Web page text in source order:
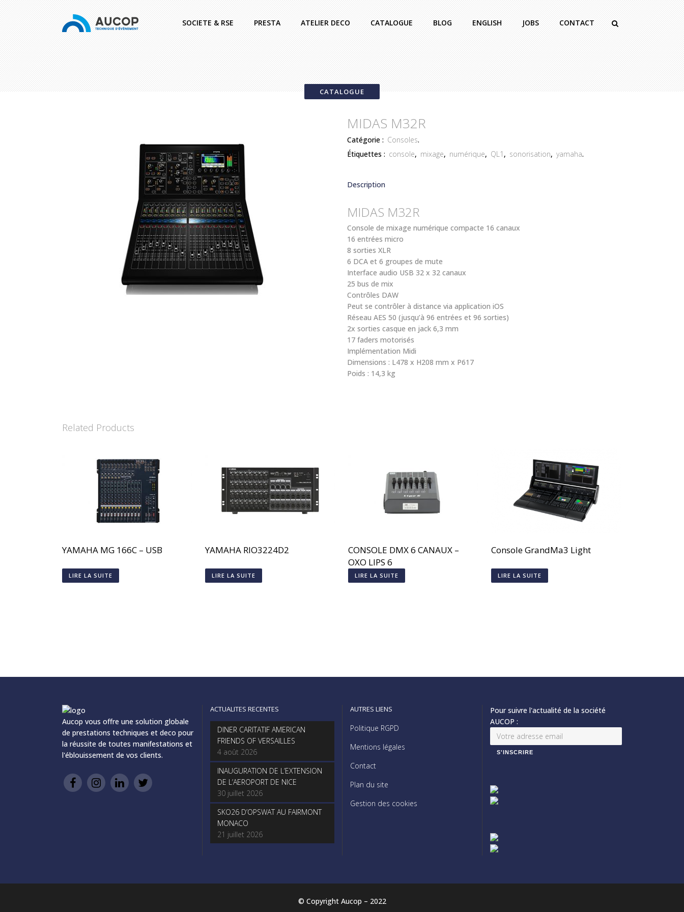
SOCIETE & RSE PRESTA ATELIER DECO CATALOGUE BLOG ENGLISH JOBS CONTACT
CATALOGUE
MIDAS M32R
Catégorie : Consoles.
Étiquettes : console, mixage, numérique, QL1 , sonorisation, yamaha.
Description
MIDAS M32R
Console de mixage numérique compacte 16 canaux
16 entrées micro
8 sorties XLR
6 DCA et 6 groupes de mute
Interface audio USB 32 x 32 canaux
25 bus de mix
Contrôles DAW
Peut se contrôler à distance via application iOS
Réseau AES 50 (jusqu’à 96 entrées et 96 sorties)
2x sorties casque en jack 6,3 mm
17 faders motorisés
Implémentation Midi
Dimensions : L478 x H208 mm x P617
Poids : 14,3 kg
Related Products
YAMAHA MG 166C – USB
LIRE LA SUITE
YAMAHA RIO3224D2
LIRE LA SUITE
CONSOLE DMX 6 CANAUX –
OXO LIPS 6
LIRE LA SUITE
Console GrandMa3 Light
LIRE LA SUITE
Aucop vous offre une solution globale
de prestations techniques et deco pour
la réussite de toutes manifestations et
l'éblouissement de vos clients.
ACTUALITES RECENTES
DINER CARITATIF AMERICAN
FRIENDS OF VERSAILLES
4 août 2026
INAUGURATION DE L’EXTENSION
DE L’AEROPORT DE NICE
30 juillet 2026
SKO26 D’OPSWAT AU FAIRMONT
MONACO
21 juillet 2026
AUTRES LIENS
Politique RGPD
Mentions légales
Contact
Plan du site
Gestion des cookies
Pour suivre l'actualité de la société
AUCOP :
© Copyright Aucop – 2022